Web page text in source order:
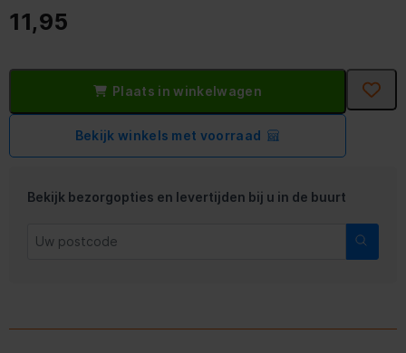
11,95
Plaats in winkelwagen
Bekijk winkels met voorraad
Bekijk bezorgopties en levertijden bij u in de buurt